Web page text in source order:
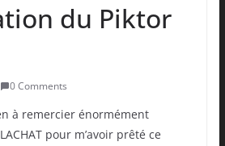
du Piktor
0 Comments
à remercier énormément
pour m’avoir prêté ce